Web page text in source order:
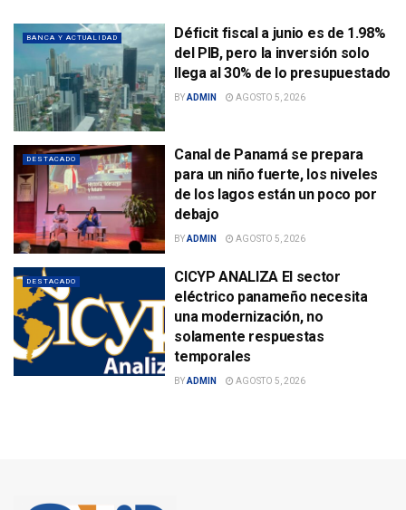
BANCA Y ACTUALIDAD
Déficit fiscal a junio es de 1.98%
del PIB, pero la inversión solo
llega al 30% de lo presupuestado
BYADMIN AGOSTO 5, 2026
DESTACADO
Canal de Panamá se prepara
para un niño fuerte, los niveles
de los lagos están un poco por
debajo
BYADMIN AGOSTO 5, 2026
DESTACADO
CICYP ANALIZA El sector
eléctrico panameño necesita
una modernización, no
solamente respuestas
temporales
BYADMIN AGOSTO 5, 2026